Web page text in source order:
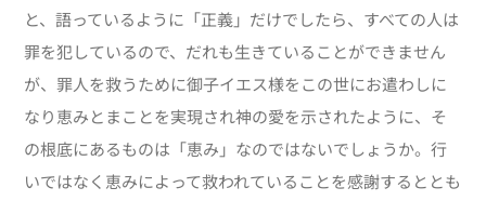
と、語っているように「正義」だけでしたら、すべての人は
罪を犯しているので、だれも生きていることができません
が、罪人を救うために御子イエス様をこの世にお遣わしに
なり恵みとまことを実現され神の愛を示されたように、そ
の根底にあるものは「恵み」なのではないでしょうか。行
いではなく恵みによって救われていることを感謝するととも